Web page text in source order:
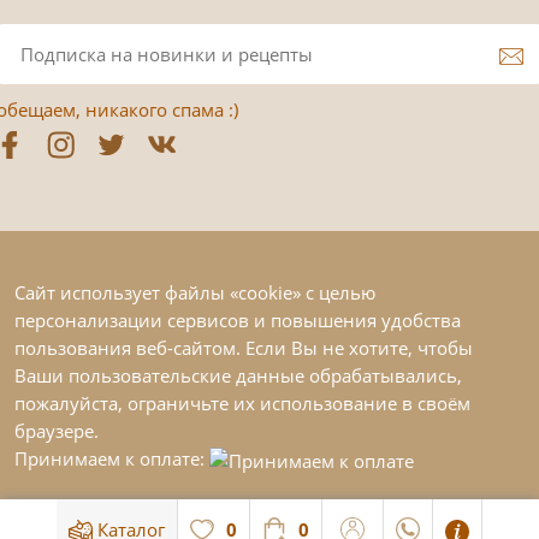
Каталог 0 0
никакого спама :)
Сайт использует файлы «cookie» с целью
персонализации сервисов и повышения удобства
пользования веб-сайтом. Если Вы не хотите, чтобы
Ваши пользовательские данные обрабатывались,
пожалуйста, ограничьте их использование в своём
браузере.
Принимаем к оплате: